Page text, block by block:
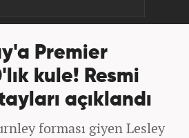
Premier
kule! Resmi
açıklandı
forması giyen Lesley